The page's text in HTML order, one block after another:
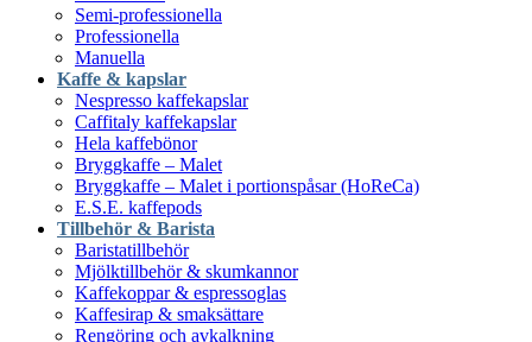
Semi-professionella
Professionella
Manuella
Kaffe & kapslar
Nespresso kaffekapslar
Caffitaly kaffekapslar
Hela kaffebönor
Bryggkaffe – Malet
Bryggkaffe – Malet i portionspåsar (HoReCa)
E.S.E. kaffepods
Tillbehör & Barista
Baristatillbehör
Mjölktillbehör & skumkannor
Kaffekoppar & espressoglas
Kaffesirap & smaksättare
Rengöring och avkalkning